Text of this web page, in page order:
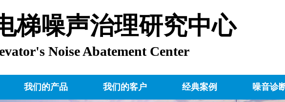
梯噪声治理研究中心
Noise Abatement Center
我们的产品 我们的客户 经典案例 噪音诊